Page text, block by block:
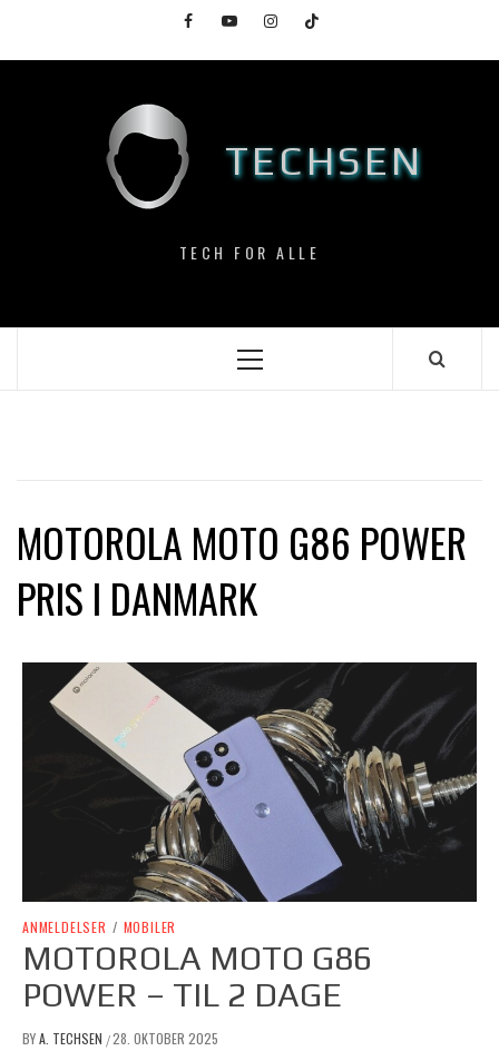
content
FacebookYouTubeInstagramTikTok
TECHSEN
TECH FOR ALLE
Primary
MOTOROLA MOTO G86 POWER
PRIS I DANMARK
ANMELDELSER / MOBILER
MOTOROLA MOTO G86
POWER – TIL 2 DAGE
BYA. TECHSEN /28. OKTOBER 2025